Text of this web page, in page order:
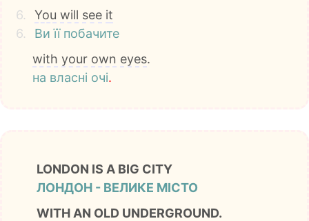
6.
You will see it
6.
Ви її побачите
with your own eyes.
на власні очі.
LONDON IS A BIG CITY
ЛОНДОН - ВЕЛИКЕ МІСТО
WITH AN OLD UNDERGROUND.